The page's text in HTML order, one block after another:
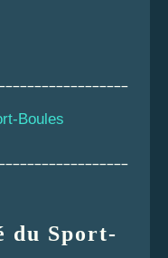
Boules
du Sport-